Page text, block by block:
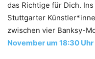
das Richtige für Dich.
Stuttgarter
zwischen vier Banksy-
November um 18:30